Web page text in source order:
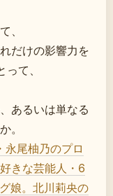
、
だけの影響力を
て、
あるいは単なる
。
永尾柚乃のプロ
きな芸能人・6
娘。北川莉央の